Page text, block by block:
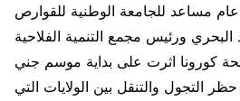
مساعد للجامعة الوطنية للقوارص
البحري ورئيس مجمع التنمية الفلاحية
كورونا اثرت على بداية موسم جني
التجول والتنقل بين الولايات التي